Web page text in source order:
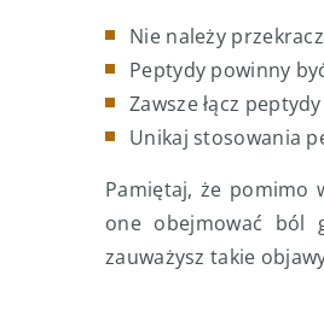
Nie należy
Peptydy powinny
Zawsze łącz
Unikaj stosowania
Pamiętaj, że pomimo
one obejmować ból
zauważysz takie